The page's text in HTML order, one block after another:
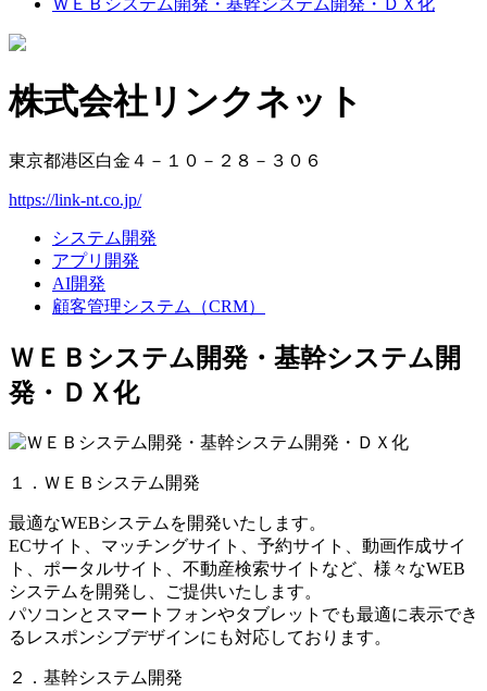
ＷＥＢシステム開発・基幹システム開発・ＤＸ化
株式会社リンクネット
東京都港区白金４－１０－２８－３０６
https://link-nt.co.jp/
システム開発
アプリ開発
AI開発
顧客管理システム（CRM）
ＷＥＢシステム開発・基幹システム開
発・ＤＸ化
１．ＷＥＢシステム開発
最適なWEBシステムを開発いたします。
ECサイト、マッチングサイト、予約サイト、動画作成サイ
ト、ポータルサイト、不動産検索サイトなど、様々なWEB
システムを開発し、ご提供いたします。
パソコンとスマートフォンやタブレットでも最適に表示でき
るレスポンシブデザインにも対応しております。
２．基幹システム開発